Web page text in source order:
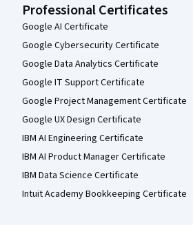
Professional Certificates
Google AI Certificate
Google Cybersecurity Certificate
Google Data Analytics Certificate
Google IT Support Certificate
Google Project Management Certificate
Google UX Design Certificate
IBM AI Engineering Certificate
IBM AI Product Manager Certificate
IBM Data Science Certificate
Intuit Academy Bookkeeping Certificate